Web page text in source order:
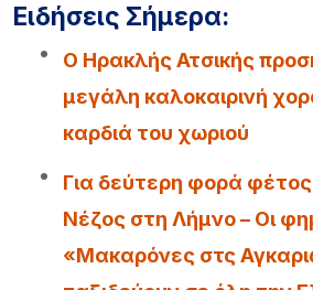
Ειδήσεις Σήμερα:
Ο Ηρακλής Ατσικής
μεγάλη καλοκαιρινή
καρδιά του χωριού
Για δεύτερη φορά
Νέζος στη Λήμνο – Οι
«Μακαρόνες στς